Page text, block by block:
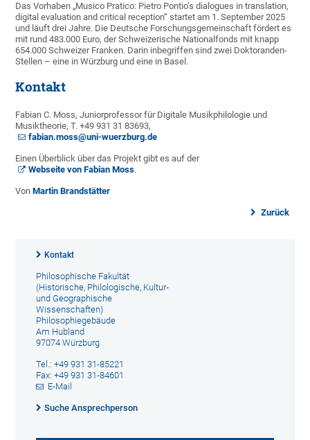
Das Vorhaben „Musico Pratico: Pietro Pontio’s dialogues in translation,
digital evaluation and critical reception“ startet am 1. September 2025
und läuft drei Jahre. Die Deutsche Forschungsgemeinschaft fördert es
mit rund 483.000 Euro, der Schweizerische Nationalfonds mit knapp
654.000 Schweizer Franken. Darin inbegriffen sind zwei Doktoranden-
Stellen – eine in Würzburg und eine in Basel.
Kontakt
Fabian C. Moss, Juniorprofessor für Digitale Musikphilologie und
Musiktheorie, T. +49 931 31 83693,
fabian.moss@uni-wuerzburg.de
Einen Überblick über das Projekt gibt es auf der
Webseite von Fabian Moss.
VonMartin Brandstätter
Zurück
Kontakt
Philosophische Fakultät
(Historische, Philologische, Kultur-
und Geographische
Wissenschaften)
Philosophiegebäude
Am Hubland
97074 Würzburg
Tel.: +49 931 31-85221
Fax: +49 931 31-84601
E-Mail
Suche Ansprechperson